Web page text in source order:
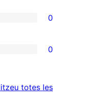
0
0
totes lesressenyes